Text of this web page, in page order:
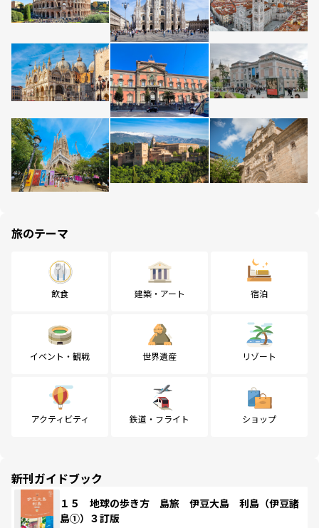
旅のテーマ
飲食 建築・アート 宿泊
イベント・観戦 世界遺産 リゾート
アクティビティ 鉄道・フライト ショップ
新刊ガイドブック
１５ 地球の歩き方 島旅 伊豆大島 利島（伊豆諸
島①）３訂版